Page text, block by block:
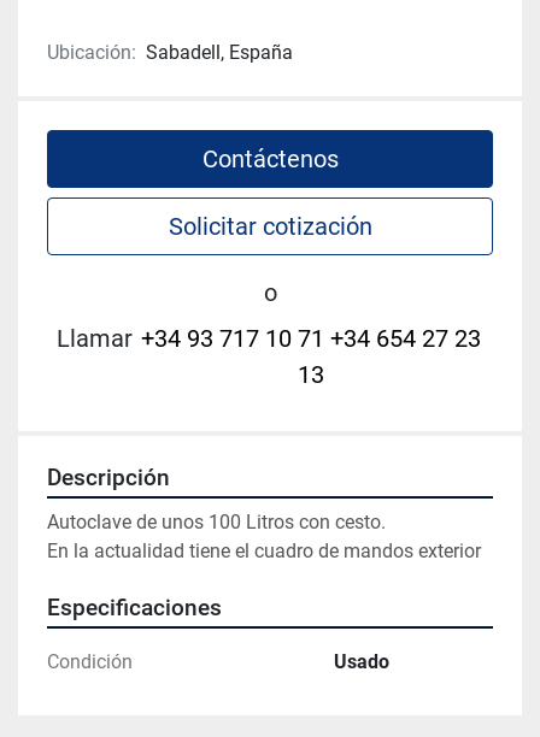
Ubicación: Sabadell, España
Contáctenos
Solicitar cotización
o
Llamar +34 93 717 10 71 +34 654 27 23
13
Descripción
Autoclave de unos 100 Litros con cesto.
En la actualidad tiene el cuadro de mandos exterior
Especificaciones
Condición Usado